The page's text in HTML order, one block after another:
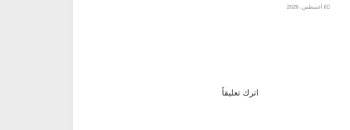
6 أغسطس، 2026
اترك تعليقاً